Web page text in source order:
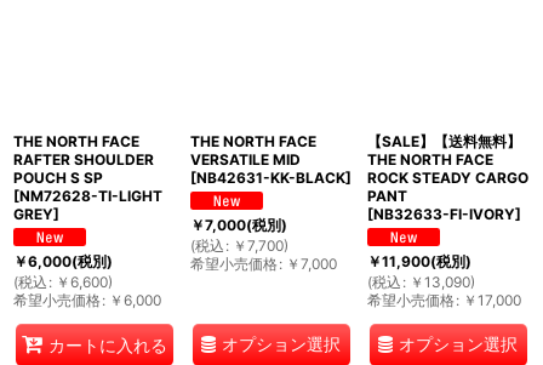
THE NORTH FACE
RAFTER SHOULDER
POUCH S SP
[NM72628-TI-LIGHT
GREY]
￥6,000(税別)
(税込 : ￥ 6,600)
希望小売価格: ￥ 6,000
カートに入れる
THE NORTH FACE
VERSATILE MID
[NB42631-KK-BLACK]
￥7,000(税別)
(税込 : ￥ 7,700)
希望小売価格: ￥ 7,000
オプション選択
【SALE】【送料無料】
THE NORTH FACE
ROCK STEADY CARGO
PANT
[NB32633-FI-IVORY]
￥11,900(税別)
(税込 : ￥ 13,090)
希望小売価格: ￥ 17,000
オプション選択